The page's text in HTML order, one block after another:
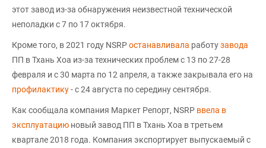
этот завод из-за обнаружения неизвестной технической
неполадки с 7 по 17 октября.
Кроме того, в 2021 году NSRPостанавливала работузавода
ПП в Тхань Хоа из-за технических проблем с 13 по 27-28
февраля и с 30 марта по 12 апреля, а также закрывала его на
профилактику- с 24 августа по середину сентября.
Как сообщала компания Маркет Репорт, NSRP ввела в
эксплуатацию новый завод ПП в Тхань Хоа в третьем
квартале 2018 года. Компания экспортирует выпускаемый с